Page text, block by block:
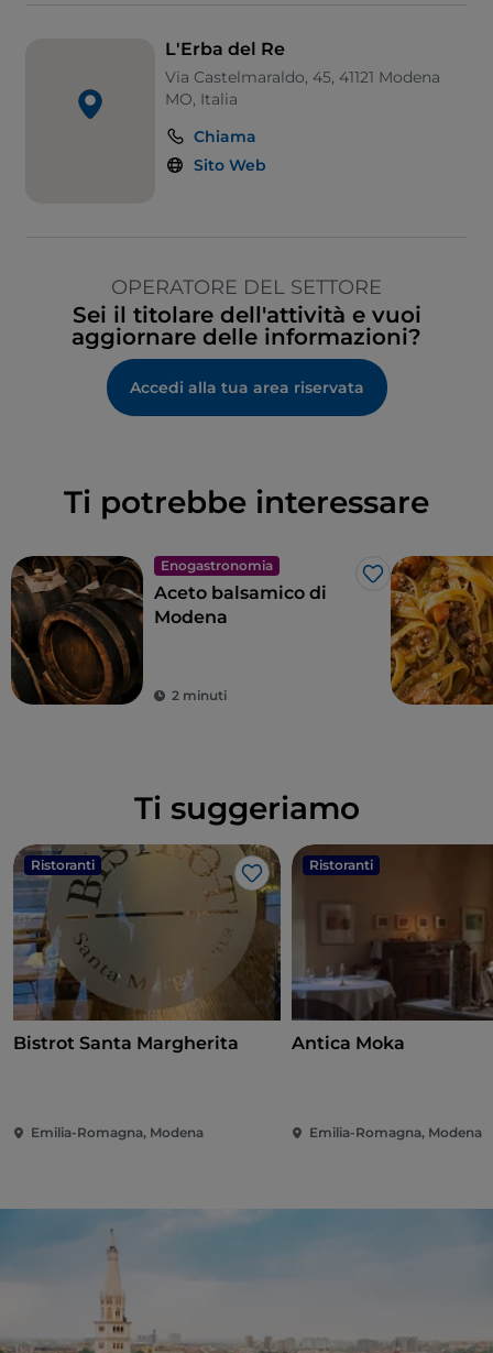
L'Erba del Re
Via Castelmaraldo, 45, 41121 Modena
MO, Italia
Chiama
Sito Web
OPERATORE DEL SETTORE
Sei il titolare dell'attività e vuoi
aggiornare delle informazioni?
Accedi alla tua area riservata
Ti potrebbe interessare
Enogastronomia
Like
Aceto balsamico di
Modena
2 minuti
Ti suggeriamo
Ristoranti
Like
Bistrot Santa Margherita
Emilia-Romagna, Modena
Ristoranti
Antica Moka
Emilia-Romagna, Modena